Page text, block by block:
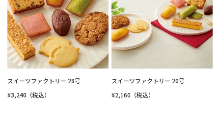
スイーツファクトリー 28号
¥3,240（税込）
スイーツファクトリー 20号
¥2,160（税込）